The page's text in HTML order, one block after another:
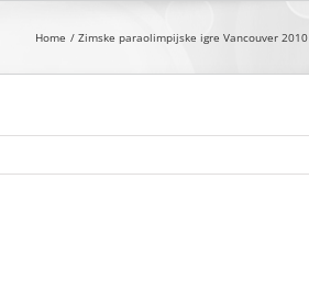
Home Zimske paraolimpijske igre Vancouver 2010